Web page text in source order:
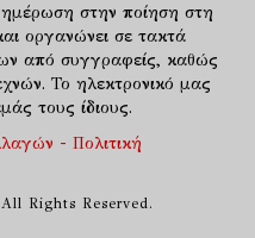
στην ποίηση στη
οργανώνει σε τακτά
από συγγραφείς, καθώς
Το ηλεκτρονικό μας
τους ίδιους.
- Πολιτική
Rights Reserved.